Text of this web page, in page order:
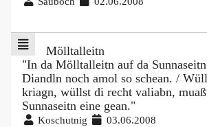
Mölltalleitn
"In da Mölltalleitn auf da
Diandln noch amol so schean. /
kriagn, wüllst di recht valiabn,
Sunnaseitn eine gean."
Koschutnig 03.06.2008